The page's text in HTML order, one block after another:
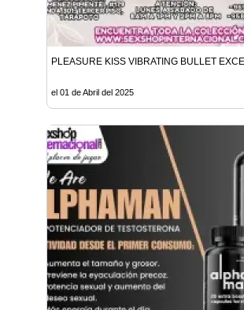
PLEASURE KISS VIBRATING BULLET
el 01 de Abril del 2025